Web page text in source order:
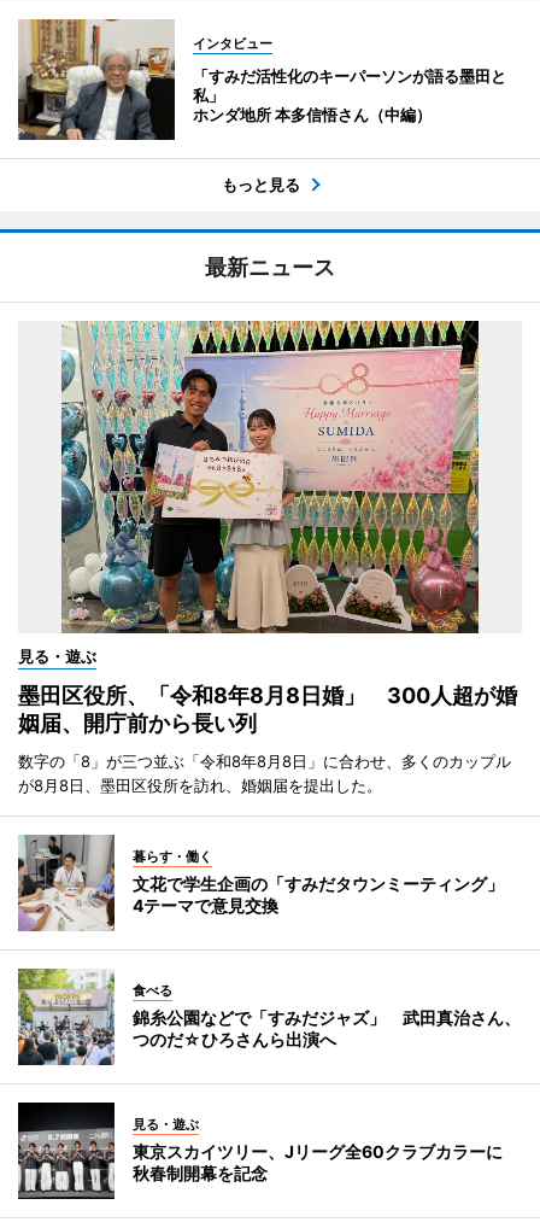
インタビュー
「すみだ活性化のキーパーソンが語る墨田と
私」
ホンダ地所 本多信悟さん（中編）
もっと見る
最新ニュース
見る・遊ぶ
墨田区役所、「令和8年8月8日婚」 300人超が婚
姻届、開庁前から長い列
数字の「8」が三つ並ぶ「令和8年8月8日」に合わせ、多くのカップル
が8月8日、墨田区役所を訪れ、婚姻届を提出した。
暮らす・働く
文花で学生企画の「すみだタウンミーティング」
4テーマで意見交換
食べる
錦糸公園などで「すみだジャズ」 武田真治さん、
つのだ☆ひろさんら出演へ
見る・遊ぶ
東京スカイツリー、Jリーグ全60クラブカラーに
秋春制開幕を記念